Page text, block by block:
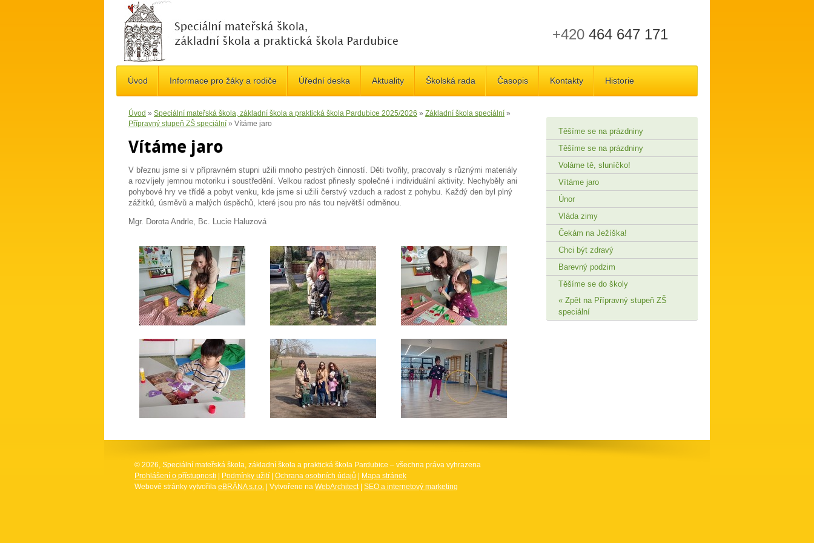
+420 464 647 171
Úvod Informace pro žáky a rodiče Úřední deska Aktuality Školská rada Časopis Kontakty Historie
Úvod » Speciální mateřská škola, základní škola a praktická škola Pardubice 2025/2026 » Základní škola speciální »
Přípravný stupeň ZŠ speciální » Vítáme jaro
Vítáme jaro
V březnu jsme si v přípravném stupni užili mnoho pestrých činností. Děti tvořily, pracovaly s různými materiály
a rozvíjely jemnou motoriku i soustředění. Velkou radost přinesly společné i individuální aktivity. Nechyběly ani
pohybové hry ve třídě a pobyt venku, kde jsme si užili čerstvý vzduch a radost z pohybu. Každý den byl plný
zážitků, úsměvů a malých úspěchů, které jsou pro nás tou největší odměnou.
Mgr. Dorota Andrle, Bc. Lucie Haluzová
Těšíme se na prázdniny
Těšíme se na prázdniny
Voláme tě, sluníčko!
Vítáme jaro
Únor
Vláda zimy
Čekám na Ježíška!
Chci být zdravý
Barevný podzim
Těšíme se do školy
Zpět na Přípravný stupeň ZŠ
speciální
© 2026, Speciální mateřská škola, základní škola a praktická škola Pardubice – všechna práva vyhrazena
Prohlášení o přístupnosti
Podmínky užití Ochrana osobních údajů
Mapa stránek
Webové stránky vytvořila eBRÁNA s.r.o. | Vytvořeno na WebArchitect| SEO a internetový marketing